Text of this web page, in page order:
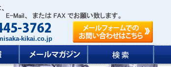
kikai.co.jp